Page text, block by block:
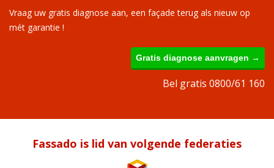
Vraag uw gratis diagnose aan, een façade terug als nieuw op
mét garantie !
Gratis diagnose aanvragen →
Bel gratis 0800/61 160
Fassado is lid van volgende federaties